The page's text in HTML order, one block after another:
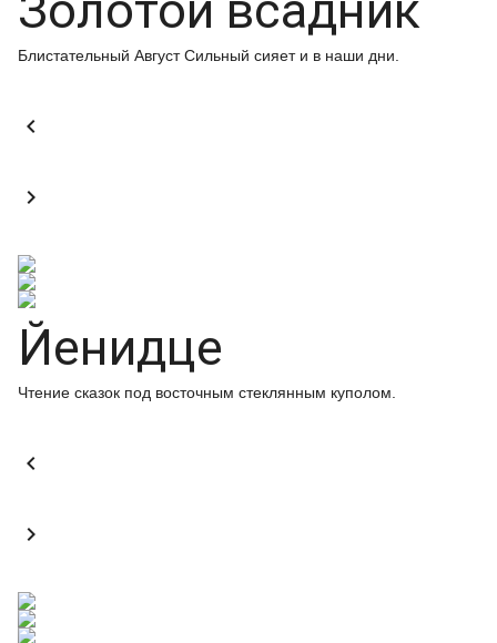
Блистательный Август Сильный сияет и в наши дни.


Йенидце
Чтение сказок под восточным стеклянным куполом.

